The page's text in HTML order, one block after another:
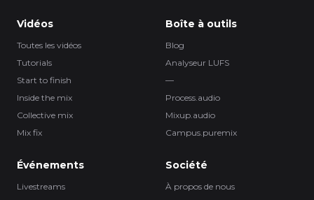
Vidéos
Toutes les vidéos
Tutorials
Start to finish
Inside the mix
Collective mix
Mix fix
Boîte à outils
Blog
Analyseur LUFS
—
Process.audio
Mixup.audio
Campus.puremix
Événements
Livestreams
Société
À propos de nous